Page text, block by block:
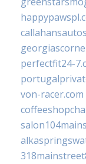
perfectfit24-
von-racer.com